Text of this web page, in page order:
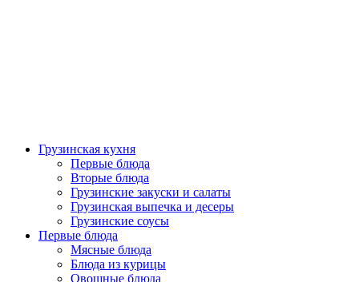
Грузинская кухня
Первые блюда
Вторые блюда
Грузинские закуски и салаты
Грузинская выпечка и десеры
Грузинские соусы
Первые блюда
Мясные блюда
Блюда из курицы
Овощные блюда